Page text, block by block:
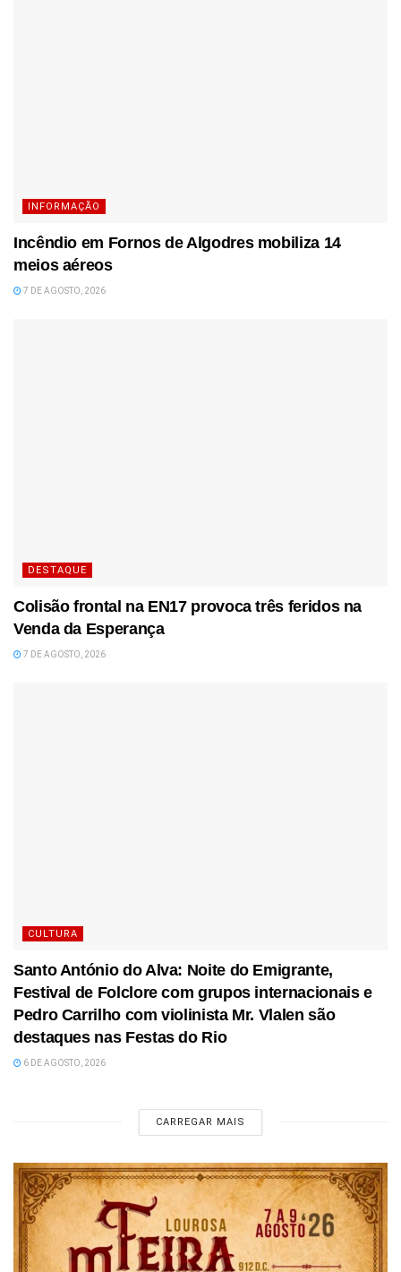
INFORMAÇÃO
Incêndio em Fornos de Algodres mobiliza 14
meios aéreos
7 DE AGOSTO, 2026
DESTAQUE
Colisão frontal na EN17 provoca três feridos na
Venda da Esperança
7 DE AGOSTO, 2026
CULTURA
Santo António do Alva: Noite do Emigrante,
Festival de Folclore com grupos internacionais e
Pedro Carrilho com violinista Mr. Vlalen são
destaques nas Festas do Rio
6 DE AGOSTO, 2026
CARREGAR MAIS